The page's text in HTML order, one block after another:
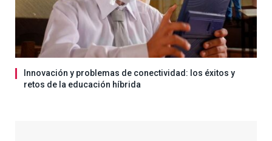
Innovación y problemas de conectividad: los éxitos y
retos de la educación híbrida